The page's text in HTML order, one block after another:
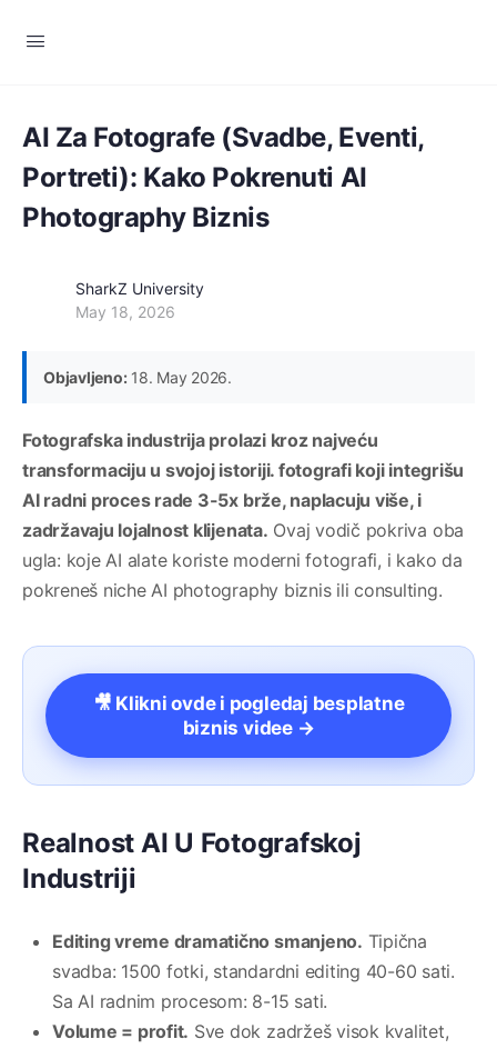
AI Za Fotografe (Svadbe, Eventi,
Portreti): Kako Pokrenuti AI
Photography Biznis
SharkZ University
May 18, 2026
Objavljeno:18. May 2026.
Fotografska industrija prolazi kroz najveću
transformaciju u svojoj istoriji. fotografi koji integrišu
AI radni proces rade 3-5x brže, naplacuju više, i
zadržavaju lojalnost klijenata. Ovaj vodič pokriva oba
ugla: koje AI alate koriste moderni fotografi, i kako da
pokreneš niche AI photography biznis ili consulting.
🎥 Klikni ovde i pogledaj besplatne
biznis videe →
Realnost AI U Fotografskoj
Industriji
Editing vreme dramatično smanjeno. Tipična
svadba: 1500 fotki, standardni editing 40-60 sati.
Sa AI radnim procesom: 8-15 sati.
Volume = profit. Sve dok zadržeš visok kvalitet,